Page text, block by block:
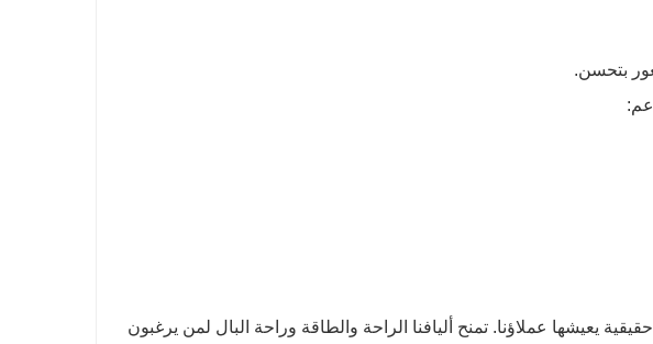
بتحسن.
يعيشها عملاؤنا. تمنح أليافنا الراحة والطاقة وراحة البال لمن يرغبون